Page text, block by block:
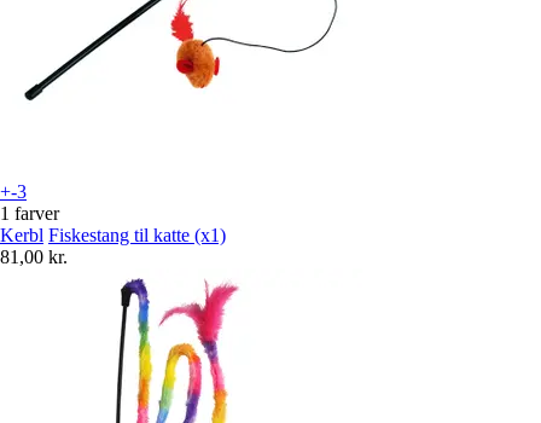
+-3
1 farver
Kerbl Fiskestang til katte (x1)
81,00 kr.